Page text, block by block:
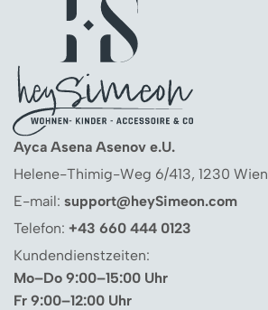
Ayca Asena Asenov e.U.
Helene-Thimig-Weg 6/413, 1230 Wien
E-mail: support@heySimeon.com
Telefon: +43 660 444 0123
Kundendienstzeiten:
Mo–Do 9:00–15:00 Uhr
Fr 9:00–12:00 Uhr